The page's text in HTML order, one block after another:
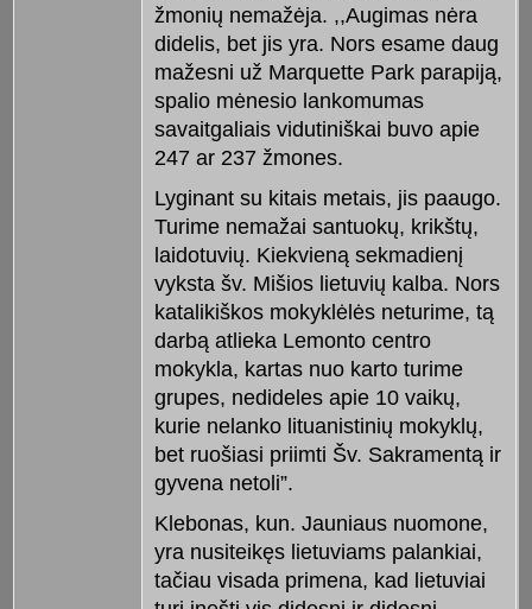
žmonių nemažėja. ,,Augimas nėra
didelis, bet jis yra. Nors esame daug
mažesni už Marquette Park parapiją,
spalio mėnesio lankomumas
savaitgaliais vidutiniškai buvo apie
247 ar 237 žmones.
Lyginant su kitais metais, jis paaugo.
Turime nemažai santuokų, krikštų,
laidotuvių. Kiekvieną sekmadienį
vyksta šv. Mišios lietuvių kalba. Nors
katalikiškos mokyklėlės neturime, tą
darbą atlieka Lemonto centro
mokykla, kartas nuo karto turime
grupes, nedideles apie 10 vaikų,
kurie nelanko lituanistinių mokyklų,
bet ruošiasi priimti Šv. Sakramentą ir
gyvena netoli”.
Klebonas, kun. Jauniaus nuomone,
yra nusiteikęs lietuviams palankiai,
tačiau visada primena, kad lietuviai